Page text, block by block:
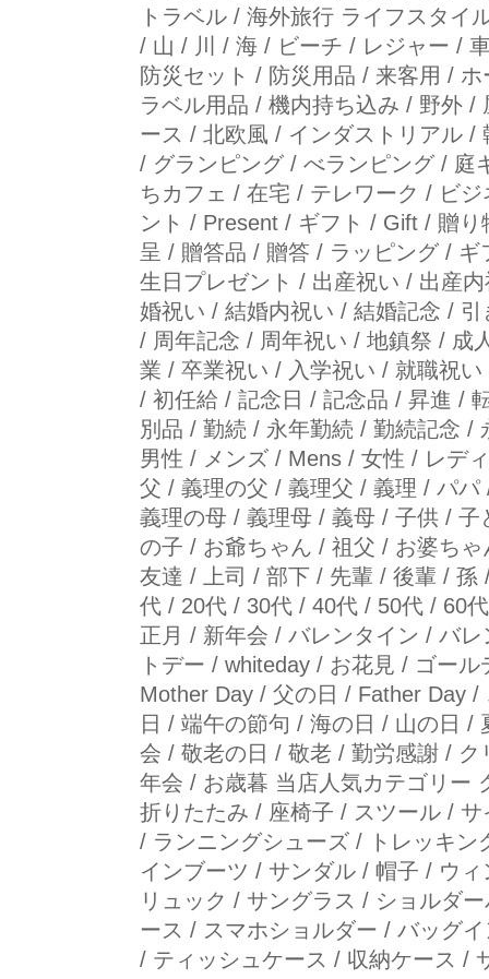
トラベル / 海外旅行 ライフスタイ
/ 山 / 川 / 海 / ビーチ / レジャー /
防災セット / 防災用品 / 来客用 /
ラベル用品 / 機内持ち込み / 野外
ース / 北欧風 / インダストリアル /
/ グランピング / べランピング / 庭
ちカフェ / 在宅 / テレワーク / ビ
ント / Present / ギフト / Gift / 贈
呈 / 贈答品 / 贈答 / ラッピング /
生日プレゼント / 出産祝い / 出産
婚祝い / 結婚内祝い / 結婚記念 /
/ 周年記念 / 周年祝い / 地鎮祭 / 成
業 / 卒業祝い / 入学祝い / 就職祝
/ 初任給 / 記念日 / 記念品 / 昇進 /
別品 / 勤続 / 永年勤続 / 勤続記念 /
男性 / メンズ / Mens / 女性 / レデ
父 / 義理の父 / 義理父 / 義理 / パ
義理の母 / 義理母 / 義母 / 子供 /
の子 / お爺ちゃん / 祖父 / お婆ち
友達 / 上司 / 部下 / 先輩 / 後輩 /
代 / 20代 / 30代 / 40代 / 50代 / 60
正月 / 新年会 / バレンタイン / バ
トデー / whiteday / お花見 / ゴー
Mother Day / 父の日 / Father Day
日 / 端午の節句 / 海の日 / 山の日 /
会 / 敬老の日 / 敬老 / 勤労感謝 /
年会 / お歳暮 当店人気カテゴリー
折りたたみ / 座椅子 / スツール /
/ ランニングシューズ / トレッキ
インブーツ / サンダル / 帽子 / ウ
リュック / サングラス / ショルダ
ース / スマホショルダー / バッグ
/ ティッシュケース / 収納ケース /